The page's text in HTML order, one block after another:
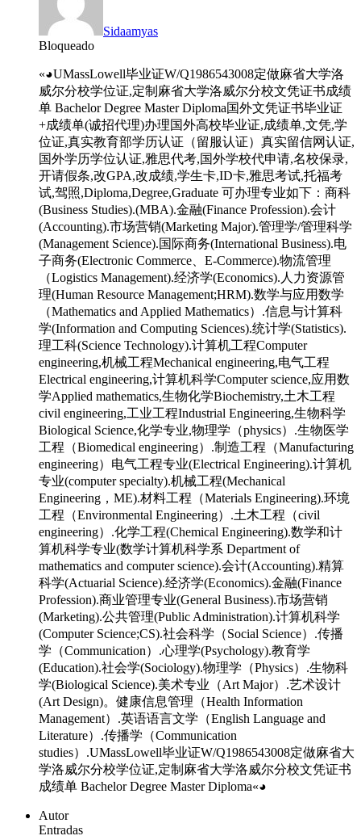
Sidaamyas
Bloqueado
«◕UMassLowell毕业证W/Q1986543008定做麻省大学洛
威尔分校学位证,定制麻省大学洛威尔分校文凭证书成绩
单 Bachelor Degree Master Diploma国外文凭证书毕业证
+成绩单(诚招代理)办理国外高校毕业证,成绩单,文凭,学
位证,真实教育部学历认证（留服认证）真实留信网认证,
国外学历学位认证,雅思代考,国外学校代申请,名校保录,
开请假条,改GPA,改成绩,学生卡,ID卡,雅思考试,托福考
试,驾照,Diploma,Degree,Graduate 可办理专业如下：商科
(Business Studies).(MBA).金融(Finance Profession).会计
(Accounting).市场营销(Marketing Major).管理学/管理科学
(Management Science).国际商务(International Business).电
子商务(Electronic Commerce、E-Commerce).物流管理
（Logistics Management).经济学(Economics).人力资源管
理(Human Resource Management;HRM).数学与应用数学
（Mathematics and Applied Mathematics）.信息与计算科
学(Information and Computing Sciences).统计学(Statistics).
理工科(Science Technology).计算机工程Computer
engineering,机械工程Mechanical engineering,电气工程
Electrical engineering,计算机科学Computer science,应用数
学Applied mathematics,生物化学Biochemistry,土木工程
civil engineering,工业工程Industrial Engineering,生物科学
Biological Science,化学专业,物理学（physics）.生物医学
工程（Biomedical engineering）.制造工程（Manufacturing
engineering）电气工程专业(Electrical Engineering).计算机
专业(computer specialty).机械工程(Mechanical
Engineering，ME).材料工程（Materials Engineering).环境
工程（Environmental Engineering）.土木工程（civil
engineering）.化学工程(Chemical Engineering).数学和计
算机科学专业(数学计算机科学系 Department of
mathematics and computer science).会计(Accounting).精算
科学(Actuarial Science).经济学(Economics).金融(Finance
Profession).商业管理专业(General Business).市场营销
(Marketing).公共管理(Public Administration).计算机科学
(Computer Science;CS).社会科学（Social Science）.传播
学（Communication）.心理学(Psychology).教育学
(Education).社会学(Sociology).物理学（Physics）.生物科
学(Biological Science).美术专业（Art Major）.艺术设计
(Art Design)。健康信息管理（Health Information
Management）.英语语言文学（English Language and
Literature）.传播学（Communication
studies）.UMassLowell毕业证W/Q1986543008定做麻省大
学洛威尔分校学位证,定制麻省大学洛威尔分校文凭证书
成绩单 Bachelor Degree Master Diploma«◕
Autor
Entradas